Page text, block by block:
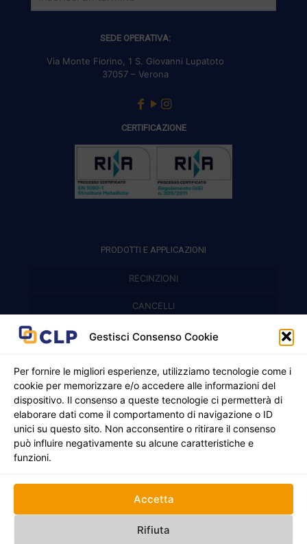
Gestisci Consenso Cookie
Per fornire le migliori esperienze, utilizziamo tecnologie come i
cookie per memorizzare e/o accedere alle informazioni del
dispositivo. Il consenso a queste tecnologie ci permetterà di
elaborare dati come il comportamento di navigazione o ID
unici su questo sito. Non acconsentire o ritirare il consenso
può influire negativamente su alcune caratteristiche e
funzioni.
Accetta
Rifiuta
SEDE OPERATIVA:
Via Monte Fiorino, 1 S. Giovanni Lupatoto
37057 – Verona
CERTIFICAZIONE
PRODOTTI E APPLICAZIONI
RECINZIONI
Recinzioni modulari
Recinzioni a pannelli
CANCELLI
Cancelli prefabbricati
Cancelli in ferro battuto
Cancelli a due ante
Cancelli scorrevoli
APPLICAZIONI
Griglie e chiusini
Inferriate
Nicchie per gas ed elettricità
© 2021 - 2026 CLP SRLS All Rights Reserved.
CF e P. IVA 05130250235 | Sede legale Via Alessandro
Credits:Creativart
CANCELLI